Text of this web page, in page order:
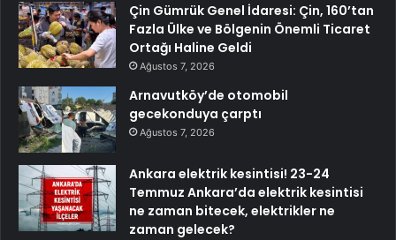
Çin Gümrük Genel İdaresi: Çin, 160’tan
Fazla Ülke ve Bölgenin Önemli Ticaret
Ortağı Haline Geldi
Ağustos 7, 2026
Arnavutköy’de otomobil
gecekonduya çarptı
Ağustos 7, 2026
Ankara elektrik kesintisi! 23-24
Temmuz Ankara’da elektrik kesintisi
ne zaman bitecek, elektrikler ne
zaman gelecek?